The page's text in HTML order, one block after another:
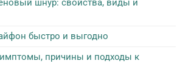
шнур: свойства, виды и
быстро и выгодно
причины и подходы к